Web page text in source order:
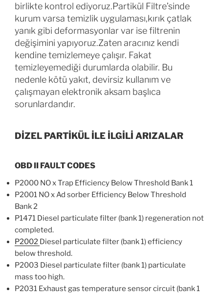
birlikte kontrol ediyoruz.Partikül Filtre’sinde
kurum varsa temizlik uygulaması,kırık çatlak
yanık gibi deformasyonlar var ise filtrenin
değişimini yapıyoruz.Zaten aracınız kendi
kendine temizlemeye çalışır. Fakat
temizleyemediği durumlarda olabilir. Bu
nedenle kötü yakıt, devirsiz kullanım ve
çalışmayan elektronik aksam başlıca
sorunlardandır.
DİZEL PARTİKÜL İLE İLGİLİ ARIZALAR
OBD II FAULT CODES
P2000 NO x Trap Efficiency Below Threshold Bank 1
P2001 NO x Ad sorber Efficiency Below Threshold
Bank 2
P1471 Diesel particulate filter (bank 1) regeneration not
completed.
P2002 Diesel particulate filter (bank 1) efficiency
below threshold.
P2003 Diesel particulate filter (bank 1) particulate
mass too high.
P2031 Exhaust gas temperature sensor circuit (bank 1